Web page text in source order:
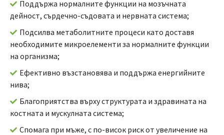
Поддържа нормалните функции на мозъчната
дейност, сърдечно-съдовата и нервната система;
Подсилва метаболитните процеси като доставя
необходимите микроелементи за нормалните функции
на организма;
Ефективно възстановява и поддържа енергийните
нива;
Благоприятства върху структурата и здравината на
костната и мускулната система;
Спомага при мъже, с по-висок риск от увеличение на